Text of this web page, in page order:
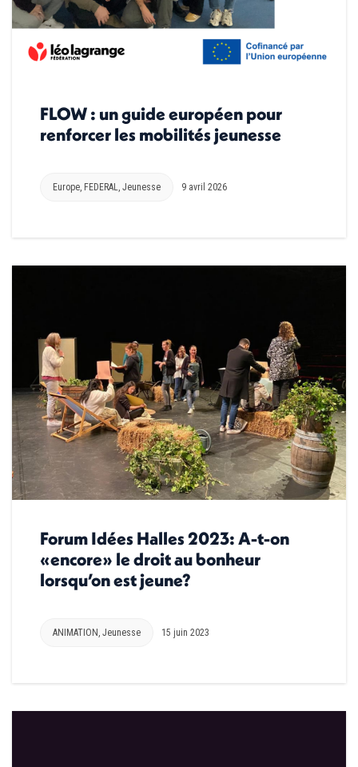
FLOW : un guide européen pour
renforcer les mobilités jeunesse
Europe, FEDERAL, Jeunesse 9 avril 2026
Forum Idées Halles 2023: A-t-on
«encore» le droit au bonheur
lorsqu’on est jeune?
ANIMATION , Jeunesse 15 juin 2023